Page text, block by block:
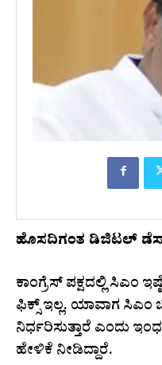
ಹೊಸದಿಗಂತ ಡಿಜಿಟಲ್
ಕಾಂಗ್ರೆಸ್ ಪಕ್ಷದಲ್ಲಿ ಸಿಎಂ
ಫಿಕ್ಸ್ ಇಲ್ಲ. ಯಾವಾಗ ಸಿಎಂ
ನಿರ್ಧರಿಸುತ್ತಾರೆ ಎಂದು
ಹೇಳಿಕೆ ನೀಡಿದ್ದಾರೆ.